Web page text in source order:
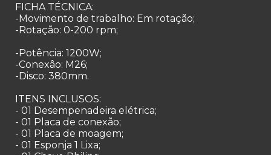
FICHA TÉCNICA:
-Movimento de trabalho: Em rotação;
-Rotação: 0-200 rpm;
-Potência: 1200W;
-Conexâo: M26;
-Disco: 380mm.
ITENS INCLUSOS:
- 01 Desempenadeira elétrica;
- 01 Placa de conexão;
- 01 Placa de moagem;
- 01 Esponja 1 Lixa;